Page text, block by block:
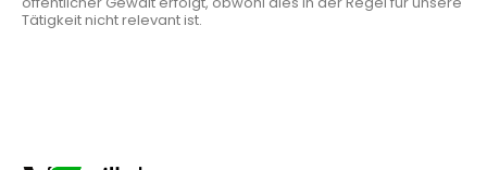
Tätigkeit nicht relevant ist.